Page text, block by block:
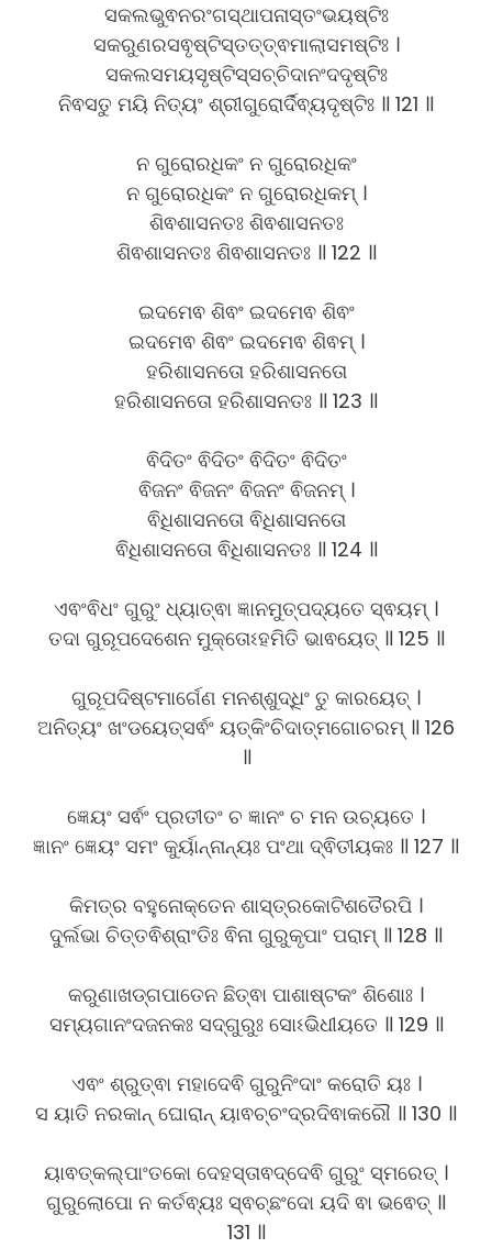
ସକଲଭୁଵନରଂଗସ୍ଥାପନାସ୍ତଂଭୟଷ୍ଟିଃ
ସକରୁଣରସଵୃଷ୍ଟିସ୍ତତ୍ତ୍ଵମାଲାସମଷ୍ଟିଃ ।
ସକଲସମୟସୃଷ୍ଟିସ୍ସଚ୍ଚିଦାନଂଦଦୃଷ୍ଟିଃ
ନିଵସତୁ ମୟି ନିତ୍ୟଂ ଶ୍ରୀଗୁରୋର୍ଦିଵ୍ୟଦୃଷ୍ଟିଃ ॥ 121 ॥
ନ ଗୁରୋରଧିକଂ ନ ଗୁରୋରଧିକଂ
ନ ଗୁରୋରଧିକଂ ନ ଗୁରୋରଧିକମ୍ ।
ଶିଵଶାସନତଃ ଶିଵଶାସନତଃ
ଶିଵଶାସନତଃ ଶିଵଶାସନତଃ ॥ 122 ॥
ଇଦମେଵ ଶିଵଂ ଇଦମେଵ ଶିଵଂ
ଇଦମେଵ ଶିଵଂ ଇଦମେଵ ଶିଵମ୍ ।
ହରିଶାସନତୋ ହରିଶାସନତୋ
ହରିଶାସନତୋ ହରିଶାସନତଃ ॥ 123 ॥
ଵିଦିତଂ ଵିଦିତଂ ଵିଦିତଂ ଵିଦିତଂ
ଵିଜନଂ ଵିଜନଂ ଵିଜନଂ ଵିଜନମ୍ ।
ଵିଧିଶାସନତୋ ଵିଧିଶାସନତୋ
ଵିଧିଶାସନତୋ ଵିଧିଶାସନତଃ ॥ 124 ॥
ଏଵଂଵିଧଂ ଗୁରୁଂ ଧ୍ୟାତ୍ଵା ଜ୍ଞାନମୁତ୍ପଦ୍ୟତେ ସ୍ଵୟମ୍ ।
ତଦା ଗୁରୂପଦେଶେନ ମୁକ୍ତୋଽହମିତି ଭାଵୟେତ୍ ॥ 125 ॥
ଗୁରୂପଦିଷ୍ଟମାର୍ଗେଣ ମନଶ୍ଶୁଦ୍ଧିଂ ତୁ କାରୟେତ୍ ।
ଅନିତ୍ୟଂ ଖଂଡୟେତ୍ସର୍ଵଂ ୟତ୍କିଂଚିଦାତ୍ମଗୋଚରମ୍ ॥ 126
॥
ଜ୍ଞେୟଂ ସର୍ଵଂ ପ୍ରତୀତଂ ଚ ଜ୍ଞାନଂ ଚ ମନ ଉଚ୍ୟତେ ।
ଜ୍ଞାନଂ ଜ୍ଞେୟଂ ସମଂ କୁର୍ୟାନ୍ନାନ୍ୟଃ ପଂଥା ଦ୍ଵିତୀୟକଃ ॥ 127 ॥
କିମତ୍ର ବହୁନୋକ୍ତେନ ଶାସ୍ତ୍ରକୋଟିଶତୈରପି ।
ଦୁର୍ଲଭା ଚିତ୍ତଵିଶ୍ରାଂତିଃ ଵିନା ଗୁରୁକୃପାଂ ପରାମ୍ ॥ 128 ॥
କରୁଣାଖଡ୍ଗପାତେନ ଛିତ୍ଵା ପାଶାଷ୍ଟକଂ ଶିଶୋଃ ।
ସମ୍ୟଗାନଂଦଜନକଃ ସଦ୍ଗୁରୁଃ ସୋଽଭିଧୀୟତେ ॥ 129 ॥
ଏଵଂ ଶ୍ରୁତ୍ଵା ମହାଦେଵି ଗୁରୁନିଂଦାଂ କରୋତି ୟଃ ।
ସ ୟାତି ନରକାନ୍ ଘୋରାନ୍ ୟାଵଚ୍ଚଂଦ୍ରଦିଵାକରୌ ॥ 130 ॥
ୟାଵତ୍କଲ୍ପାଂତକୋ ଦେହସ୍ତାଵଦ୍ଦେଵି ଗୁରୁଂ ସ୍ମରେତ୍ ।
ଗୁରୁଲୋପୋ ନ କର୍ତଵ୍ୟଃ ସ୍ଵଚ୍ଛଂଦୋ ୟଦି ଵା ଭଵେତ୍ ॥
131 ॥